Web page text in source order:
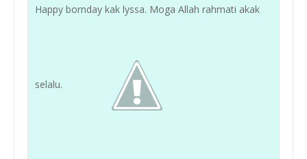
Happy bornday kak lyssa. Moga Allah rahmati akak
selalu.